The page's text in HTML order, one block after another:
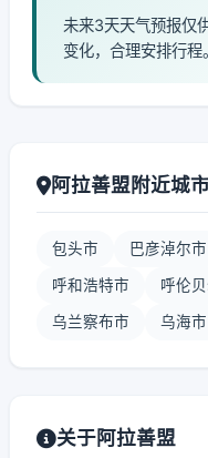
未来3天天气预报仅
变化，合理安排行程。
阿拉善盟附近城
包头市 巴彦淖尔市
呼和浩特市 呼伦
乌兰察布市 乌海市
关于阿拉善盟